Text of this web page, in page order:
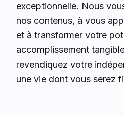
exceptionnelle. Nous
nos contenus, à vous
et à transformer votre
accomplissement
revendiquez votre
une vie dont vous serez